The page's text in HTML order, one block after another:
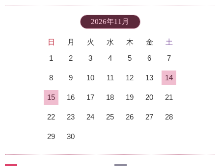
2026年11月
日 月 火 水 木 金
土
1
2 3 4 5 6 7
8 9 10 11 12 13 14
15 16 17 18 19 20 21
22 23 24 25 26 27 28
29 30